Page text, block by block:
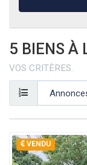
5 BIENS À
VOS CRITÈRES.
VENDU